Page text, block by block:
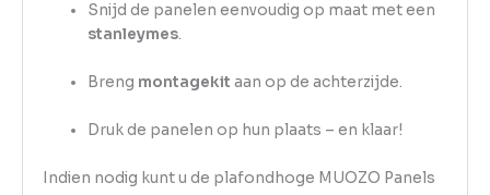
Snijd de panelen eenvoudig op maat met een
stanleymes.
Breng montagekit aan op de achterzijde.
Druk de panelen op hun plaats – en klaar!
Indien nodig kunt u de plafondhoge MUOZO Panels